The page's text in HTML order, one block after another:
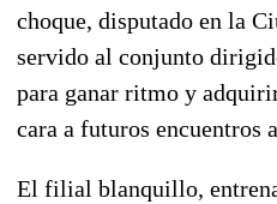
choque, disputado en la
servido al conjunto
para ganar ritmo y
cara a futuros encuentros
El filial blanquillo,